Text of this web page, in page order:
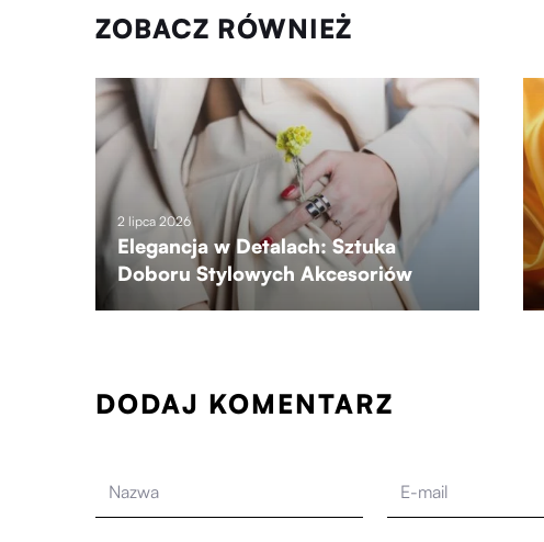
ZOBACZ RÓWNIEŻ
2 lipca 2026
Elegancja w Detalach: Sztuka
Doboru Stylowych Akcesoriów
DODAJ KOMENTARZ